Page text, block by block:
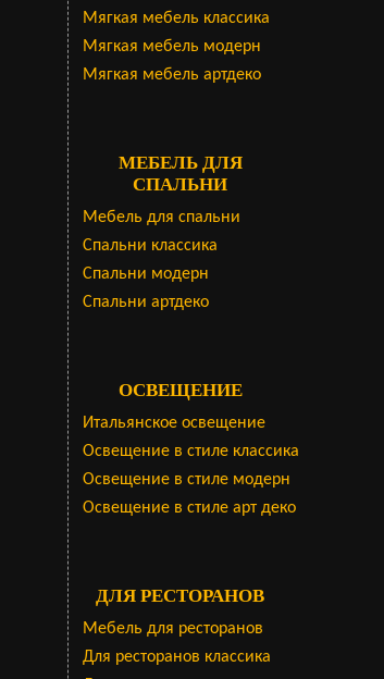
Мягкая мебель классика
Мягкая мебель модерн
Мягкая мебель артдеко
МЕБЕЛЬ ДЛЯ
СПАЛЬНИ
Мебель для спальни
Cпальни классика
Спальни модерн
Спальни артдеко
ОСВЕЩЕНИЕ
Итальянское освещение
Освещение в стиле классика
Освещение в стиле модерн
Освещение в стиле арт деко
ДЛЯ РЕСТОРАНОВ
Мебель для ресторанов
Для ресторанов классика